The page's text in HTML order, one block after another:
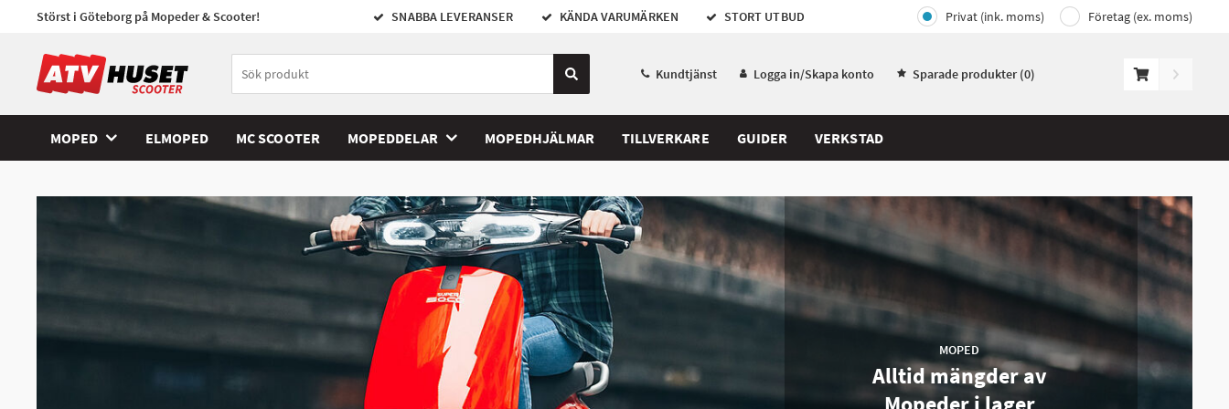
Störst i Göteborg på Mopeder & Scooter! SNABBA LEVERANSER KÄNDA VARUMÄRKEN STORT UTBUD Privat (ink. moms) Företag (ex. moms)
Kundtjänst Logga in/Skapa konto Sparade produkter (0)
MOPED ELMOPED MC SCOOTER MOPEDDELAR MOPEDHJÄLMAR TILLVERKARE GUIDER VERKSTAD
MOPED
Alltid mängder av